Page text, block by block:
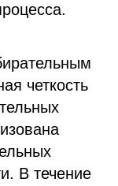
четкость
В течение